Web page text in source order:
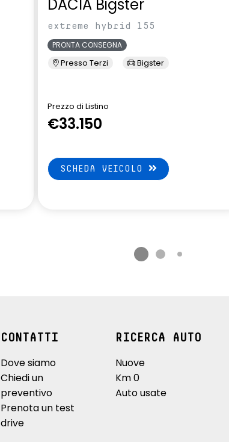
DACIA Bigster
extreme hybrid 155
PRONTA CONSEGNA
Presso Terzi Bigster
Prezzo di Listino
€33.150
SCHEDA VEICOLO
CONTATTI
Dove siamo
Chiedi un
preventivo
Prenota un test
drive
RICERCA AUTO
Nuove
Km 0
Auto usate